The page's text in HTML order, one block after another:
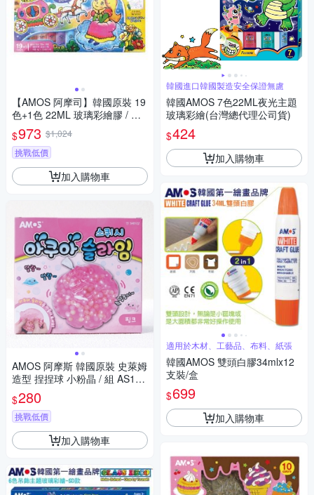
【AMOS 阿摩司】韓國原裝 19
色+1色 22ML 玻璃彩繪膠 / 組
GD22P20R
$973 $1,024
挑戰低價
加入購物車
AMOS 阿摩斯 韓國原裝 史萊姆
造型 捏捏球 小粉晶 / 組 AS120
P1-PK
$280
挑戰低價
加入購物車
韓國進口韓國製造安全保證無慮
韓國AMOS 7色22ML夜光主題
玻璃彩繪(台灣總代理公司貨)
$424
加入購物車
適用於木材、工藝品、布料、紙張
韓國AMOS 雙頭白膠34mlx12
支裝/盒
$699
加入購物車